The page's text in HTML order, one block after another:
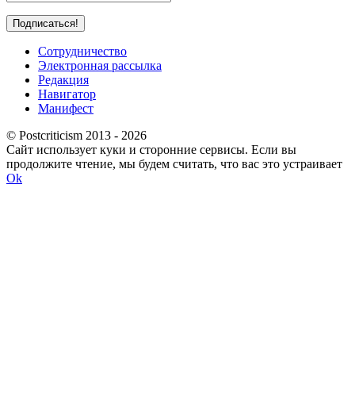
Сотрудничество
Электронная рассылка
Редакция
Навигатор
Манифест
© Postcriticism 2013 - 2026
Сайт использует куки и сторонние сервисы. Если вы
продолжите чтение, мы будем считать, что вас это устраивает
Ok